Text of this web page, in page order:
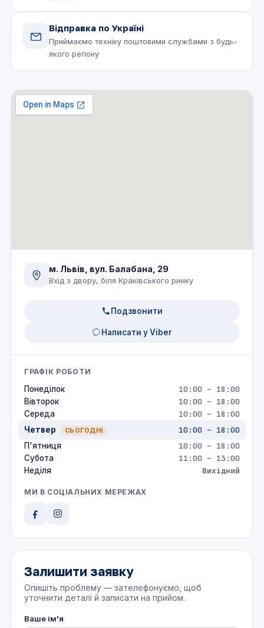
Відправка по Україні
Приймаємо техніку поштовими службами з будь-
якого регіону
м. Львів, вул. Балабана, 29
Вхід з двору, біля Краківського ринку
Подзвонити
Написати у Viber
ГРАФІК РОБОТИ
Понеділок 10:00 – 18:00
Вівторок 10:00 – 18:00
Середа 10:00 – 18:00
Четвер 10:00 – 18:00
П'ятниця 10:00 – 18:00
Субота 11:00 – 13:00
Неділя Вихідний
МИ В СОЦІАЛЬНИХ МЕРЕЖАХ
Залишити заявку
Опишіть проблему — зателефонуємо, щоб
уточнити деталі й записати на прийом.
Ваше ім'я